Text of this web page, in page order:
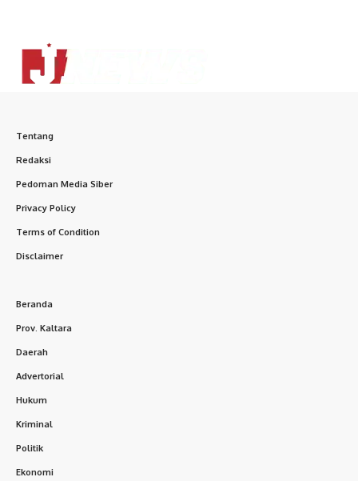
Tentang
Redaksi
Pedoman Media Siber
Privacy Policy
Terms of Condition
Disclaimer
Beranda
Prov. Kaltara
Daerah
Advertorial
Hukum
Kriminal
Politik
Ekonomi